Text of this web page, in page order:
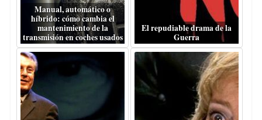
Manual, automático o
híbrido: cómo cambia el
mantenimiento de la
transmisión en coches usados
El repudiable drama de la
Guerra